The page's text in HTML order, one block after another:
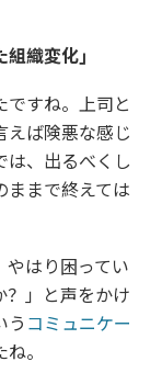
織変化」
すね。上司と
ば険悪な感じ
は、出るべくし
ままで終えては
はり困ってい
？」と声をかけ
う コミュニケー
。